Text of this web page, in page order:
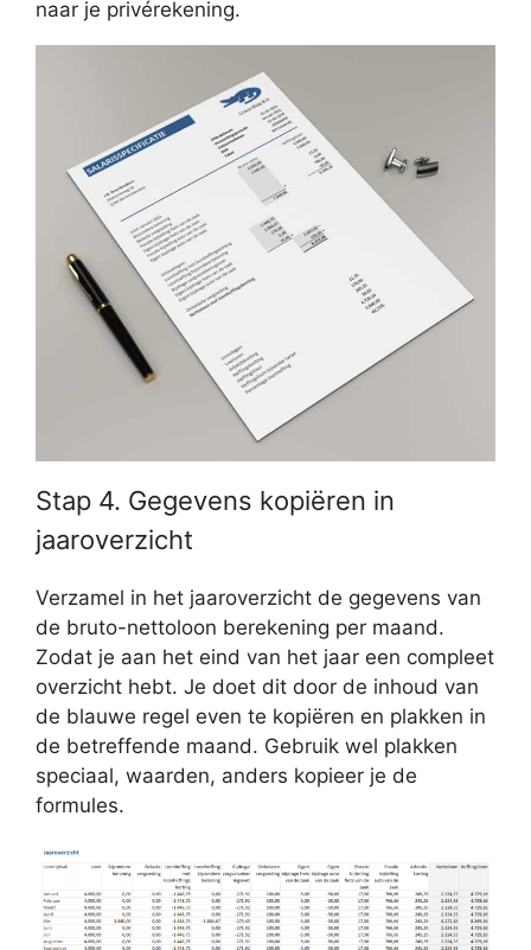
naar je privérekening.
Stap 4. Gegevens kopiëren in
jaaroverzicht
Verzamel in het jaaroverzicht de gegevens van
de bruto-nettoloon berekening per maand.
Zodat je aan het eind van het jaar een compleet
overzicht hebt. Je doet dit door de inhoud van
de blauwe regel even te kopiëren en plakken in
de betreffende maand. Gebruik wel plakken
speciaal, waarden, anders kopieer je de
formules.